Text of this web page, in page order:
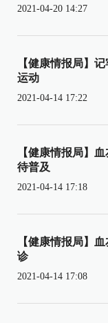
2021-04-20 14:27
【健康情报局】
运动
2021-04-14 17:22
【健康情报局】
待普及
2021-04-14 17:18
【健康情报局】
诊
2021-04-14 17:08